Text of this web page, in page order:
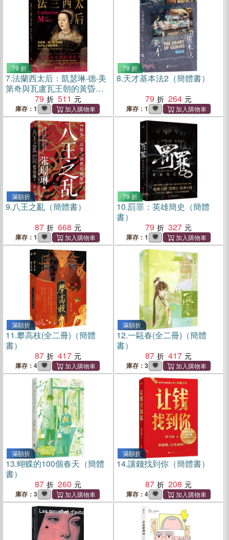
79 折
7.法蘭西太后：凱瑟琳‧德‧美
第奇與瓦盧瓦王朝的黃昏
（簡體書）
79 511
庫存：1
79 折
8.天才基本法2（簡體書）
79
264
庫存：1
滿額折
9.八王之亂（簡體書）
87
668
庫存：1
79 折
10.罰罪：英雄簡史（簡體
書）
79
327
庫存：1
滿額折
11.攀高枝(全二冊)（簡體
書）
87
417
庫存：4
滿額折
12.一甌春(全二冊)（簡體
書）
87
417
庫存：3
滿額折
13.蝴蝶的100個春天（簡體
書）
87
260
庫存：3
滿額折
14.讓錢找到你（簡體書）
87
208
庫存：4